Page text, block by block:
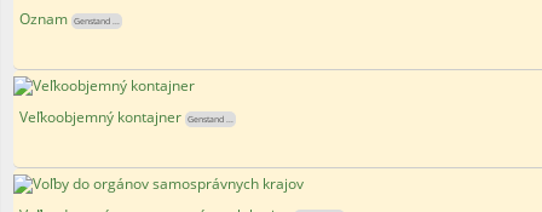
Oznam Genstand ...
Veľkoobjemný kontajner Genstand ...